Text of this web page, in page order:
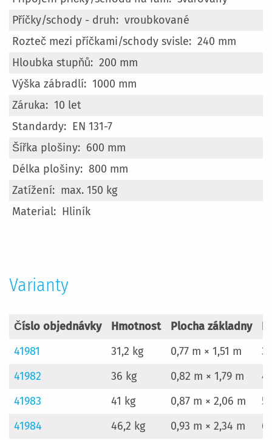
vroubkované
240 mm
200 mm
1000 mm
10 let
EN 131-7
600 mm
800 mm
max. 150 kg
Hliník
Varianty
Číslo objednávky Hmotnost Plocha základny
41981
31,2 kg 0,77 m × 1,51 m
3
41982
36 kg 0,82 m × 1,79 m
4
41983
41 kg 0,87 m × 2,06 m
5
41984
46,2 kg 0,93 m × 2,34 m
6